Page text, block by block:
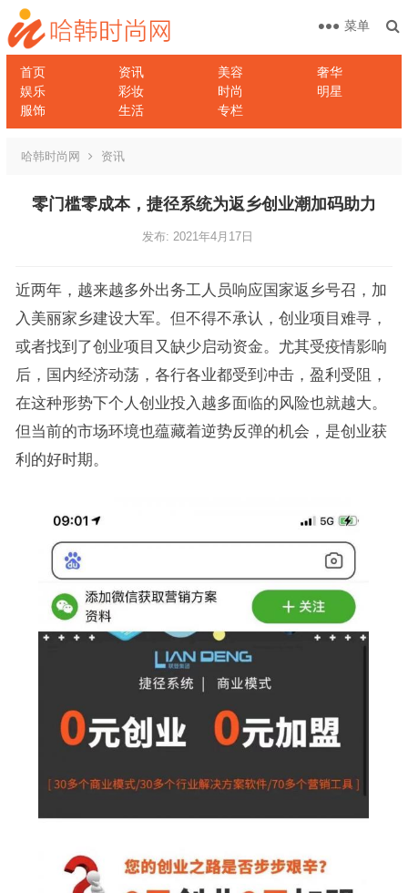
首页 资讯 美容
奢华
娱乐
彩妆 时尚
明星
服饰
生活 专栏
菜单
哈韩时尚网 资讯
零门槛零成本，捷径系统为返乡创业潮加码助力
发布: 2021年4月17日
近两年，越来越多外出务工人员响应国家返乡号召，加
入美丽家乡建设大军。但不得不承认，创业项目难寻，
或者找到了创业项目又缺少启动资金。尤其受疫情影响
后，国内经济动荡，各行各业都受到冲击，盈利受阻，
在这种形势下个人创业投入越多面临的风险也就越大。
但当前的市场环境也蕴藏着逆势反弹的机会，是创业获
利的好时期。